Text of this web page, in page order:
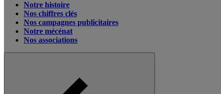
Notre histoire
Nos chiffres clés
Nos campagnes publicitaires
Notre mécénat
Nos associations